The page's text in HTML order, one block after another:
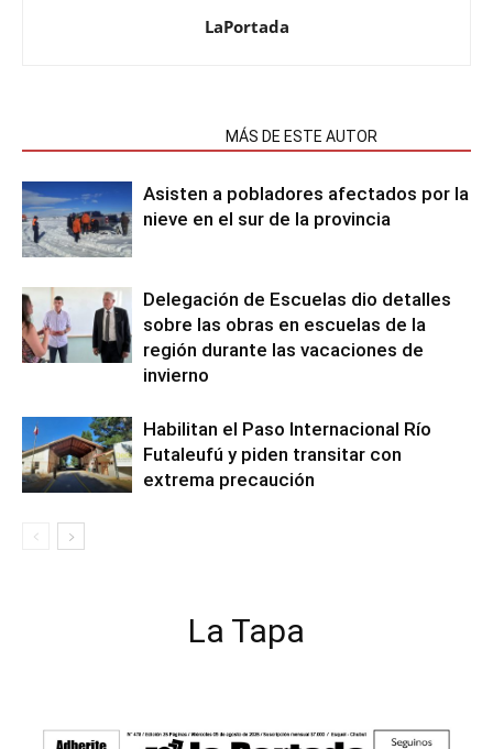
LaPortada
MÁS DE ESTE AUTOR
Asisten a pobladores afectados por la
nieve en el sur de la provincia
Delegación de Escuelas dio detalles
sobre las obras en escuelas de la
región durante las vacaciones de
invierno
Habilitan el Paso Internacional Río
Futaleufú y piden transitar con
extrema precaución
La Tapa